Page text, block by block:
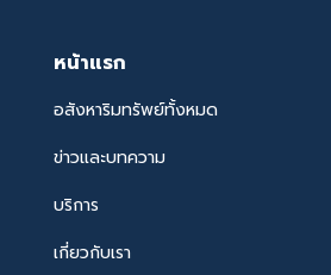
หน้าแรก
อสังหาริมทรัพย์ทั้งหมด
ข่าวและบทความ
บริการ
เกี่ยวกับเรา